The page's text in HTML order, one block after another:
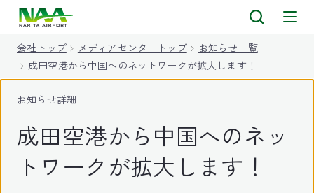
会社トップ メディアセンタートップ
お知らせ一覧
成田空港から中国へのネットワークが拡大します！
お知らせ詳細
成田空港から中国へのネッ
トワークが拡大します！